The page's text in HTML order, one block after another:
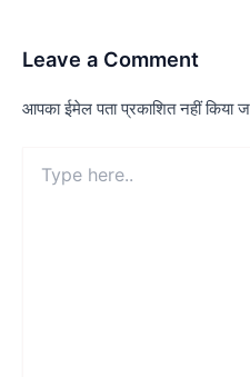
Leave a Comment
आपका ईमेल पता प्रकाशित नहीं किया
here..